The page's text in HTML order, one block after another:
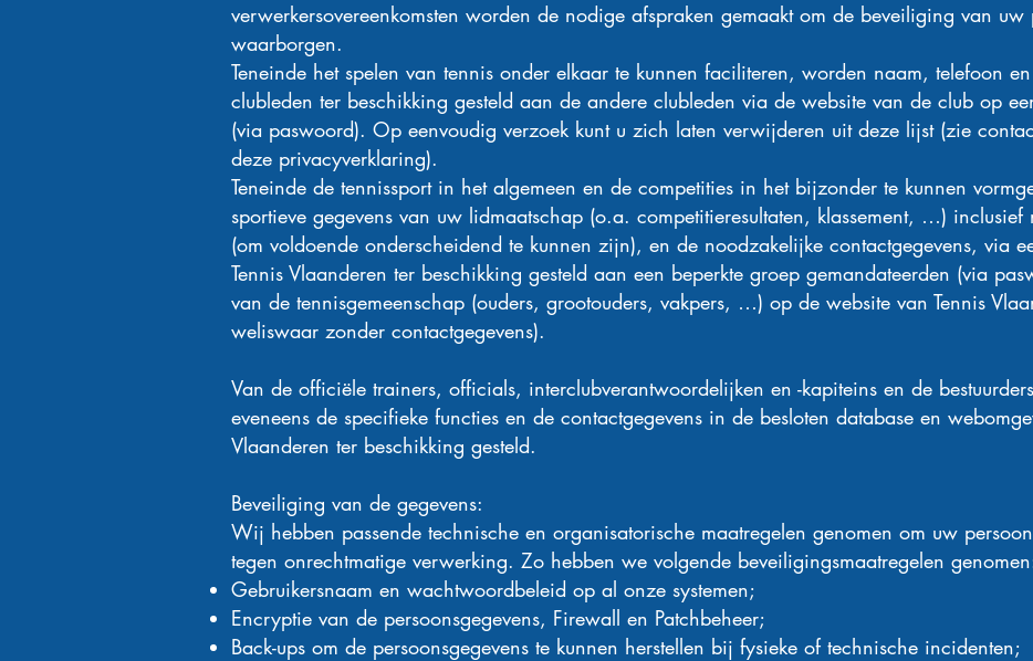
verwerkersovereenkomsten worden de nodige afspraken gemaakt om de beveiliging van uw
waarborgen.
Teneinde het spelen van tennis onder elkaar te kunnen faciliteren, worden naam, telefoon
clubleden ter beschikking gesteld aan de andere clubleden via de website van de club op
(via paswoord). Op eenvoudig verzoek kunt u zich laten verwijderen uit deze lijst (zie
deze privacyverklaring).
Teneinde de tennissport in het algemeen en de competities in het bijzonder te kunnen
sportieve gegevens van uw lidmaatschap (o.a. competitieresultaten, klassement, …) inclusief
(om voldoende onderscheidend te kunnen zijn), en de noodzakelijke contactgegevens, via
Tennis Vlaanderen ter beschikking gesteld aan een beperkte groep gemandateerden (via
van de tennisgemeenschap (ouders, grootouders, vakpers, …) op de website van Tennis
weliswaar zonder contactgegevens).
Van de officiële trainers, officials, interclubverantwoordelijken en -kapiteins en de
eveneens de specifieke functies en de contactgegevens in de besloten database en
Vlaanderen ter beschikking gesteld.
Beveiliging van de gegevens:
Wij hebben passende technische en organisatorische maatregelen genomen om uw
tegen onrechtmatige verwerking. Zo hebben we volgende beveiligingsmaatregelen
Gebruikersnaam en wachtwoordbeleid op al onze systemen;
Encryptie van de persoonsgegevens, Firewall en Patchbeheer;
Back-ups om de persoonsgegevens te kunnen herstellen bij fysieke of technische incidenten;